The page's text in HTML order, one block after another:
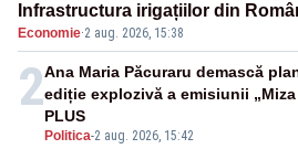
Infrastructura irigațiilor din
Economie·2 aug. 2026, 15:38
2
Politica-2 aug. 2026, 15:42
Ana Maria Păcuraru demască
ediție explozivă a emisiunii
PLUS